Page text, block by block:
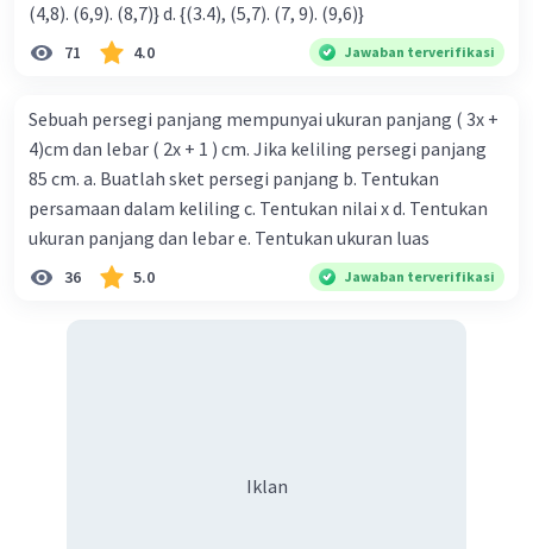
(4,8). (6,9). (8,7)} d. {(3.4), (5,7). (7, 9). (9,6)}
71 4.0 Jawaban terverifikasi
Sebuah persegi panjang mempunyai ukuran panjang ( 3x +
4)cm dan lebar ( 2x + 1 ) cm. Jika keliling persegi panjang
85 cm. a. Buatlah sket persegi panjang b. Tentukan
persamaan dalam keliling c. Tentukan nilai x d. Tentukan
ukuran panjang dan lebar e. Tentukan ukuran luas
36 5.0 Jawaban terverifikasi
Iklan